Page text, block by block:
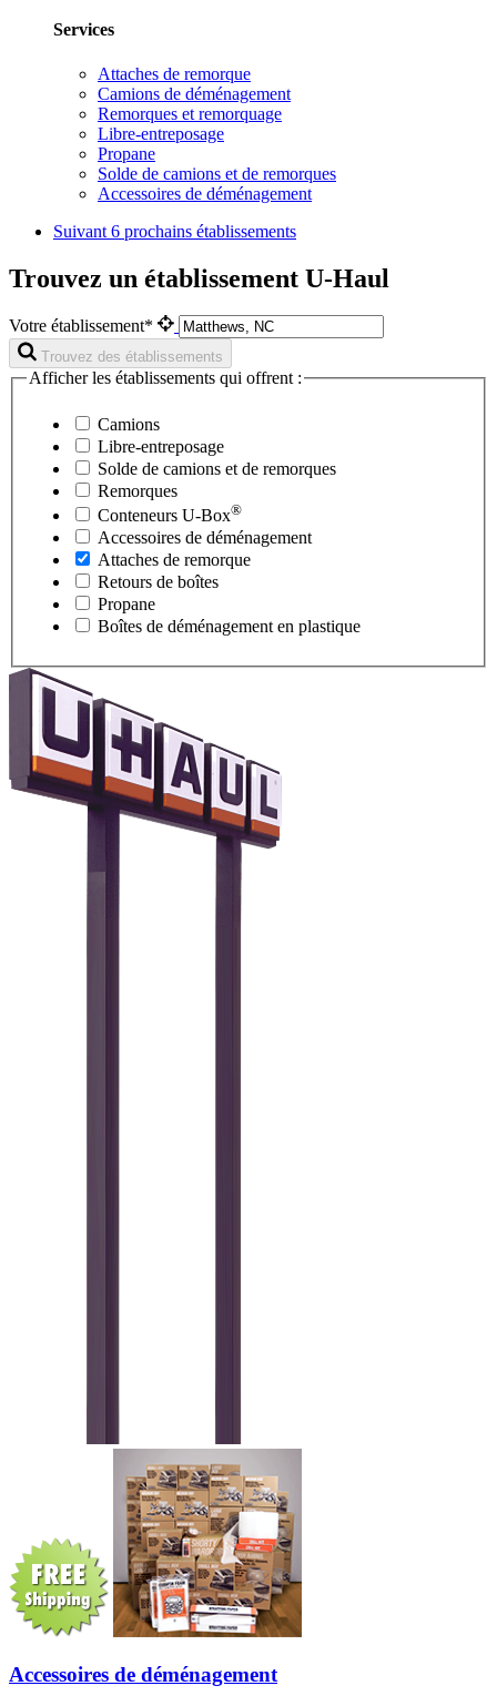
Services
Attaches de remorque
Camions de déménagement
Remorques et remorquage
Libre-entreposage
Propane
Solde de camions et de remorques
Accessoires de déménagement
Suivant 6 prochains établissements
Trouvez un établissement U-Haul
Votre établissement*
Trouvez des établissements
Afficher les établissements qui offrent :
Camions
Libre-entreposage
Solde de camions et de remorques
Remorques
Conteneurs U-Box®
Accessoires de déménagement
Attaches de remorque
Retours de boîtes
Propane
Boîtes de déménagement en plastique
Accessoires de déménagement